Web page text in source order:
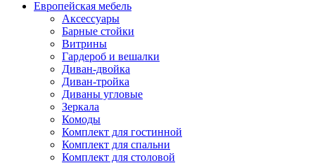
Европейская мебель
Аксессуары
Барные стойки
Витрины
Гардероб и вешалки
Диван-двойка
Диван-тройка
Диваны угловые
Зеркала
Комоды
Комплект для гостинной
Комплект для спальни
Комплект для столовой